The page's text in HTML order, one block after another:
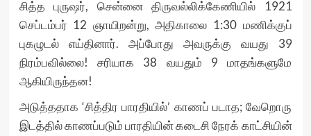
சித்த புருஷர், சென்னை திருவல்லிக்கேணியில் 1921
செப்டம்பர் 12 ஞாயிறன்று, அதிகாலை 1:30 மணிக்குப்
புகழுடல் எய்தினார். அப்போது அவருக்கு வயது 39
நிரம்பவில்லை! சரியாக 38 வயதும் 9 மாதங்களுமே
ஆகியிருந்தன!
அடுத்ததாக ‘சித்திர பாரதியில்’ காணப் படாத; வேறொரு
இடத்தில் காணப்படும் பாரதியின் கடைசி நேரக் காட்சியின்